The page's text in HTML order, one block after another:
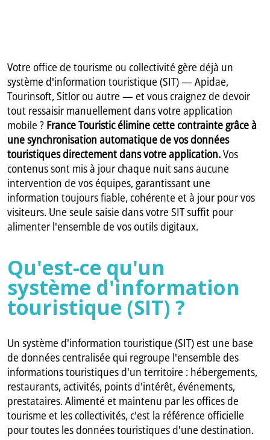
Votre office de tourisme ou collectivité gère déjà un
système d'information touristique (SIT) — Apidae,
Tourinsoft, Sitlor ou autre — et vous craignez de devoir
tout ressaisir manuellement dans votre application
mobile ? France Touristic élimine cette contrainte grâce à
une synchronisation automatique de vos données
touristiques directement dans votre application.Vos
contenus sont mis à jour chaque nuit sans aucune
intervention de vos équipes, garantissant une
information toujours fiable, cohérente et à jour pour vos
visiteurs. Une seule saisie dans votre SIT suffit pour
alimenter l'ensemble de vos outils digitaux.
Qu'est-ce qu'un
système d'information
touristique (SIT) ?
Un système d'information touristique (SIT) est une base
de données centralisée qui regroupe l'ensemble des
informations touristiques d'un territoire : hébergements,
restaurants, activités, points d'intérêt, événements,
prestataires. Alimenté et maintenu par les offices de
tourisme et les collectivités, c'est la référence officielle
pour toutes les données touristiques d'une destination.